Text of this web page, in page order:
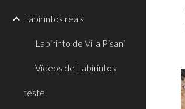
Labirintos reais
Labirinto de Villa Pisani
Vídeos de Labirintos
teste